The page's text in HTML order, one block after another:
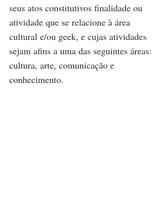
seus atos constitutivos finalidade ou
atividade que se relacione à área
cultural e/ou geek, e cujas atividades
sejam afins a uma das seguintes áreas:
cultura, arte, comunicação e
conhecimento.